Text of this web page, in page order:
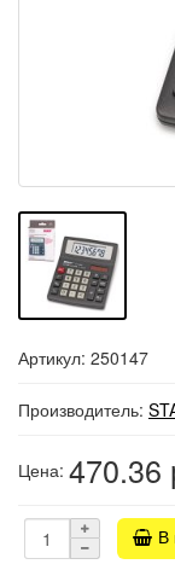
Артикул: 250147
Производитель:
Цена: 470.36
В